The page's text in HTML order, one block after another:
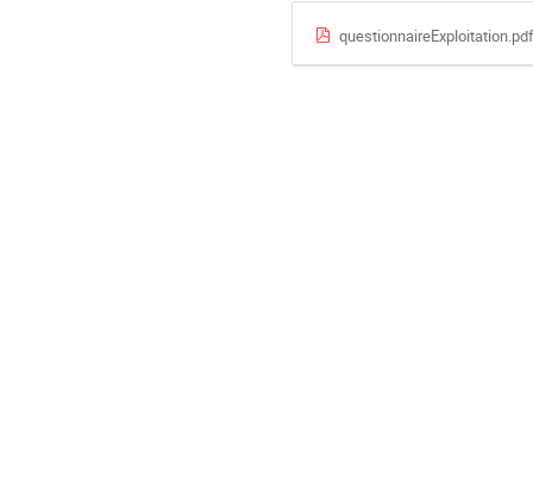
questionnaireExploitation.pdf